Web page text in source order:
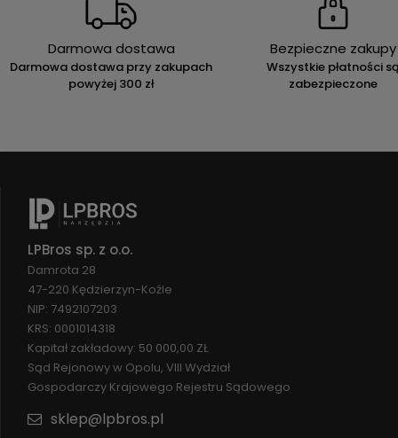
Darmowa dostawa
Darmowa dostawa przy zakupach
powyżej 300 zł
Bezpieczne zakupy
Wszystkie płatności
zabezpieczone
LPBros sp. z o.o.
Damrota 28
47-220 Kędzierzyn-Koźle
NIP: 7492107203
KRS: 0001014318
Kapitał zakładowy: 50 000,00 ZŁ
Sąd Rejonowy w Opolu, VIII Wydział
Gospodarczy Krajowego Rejestru Sądowego
sklep@lpbros.pl